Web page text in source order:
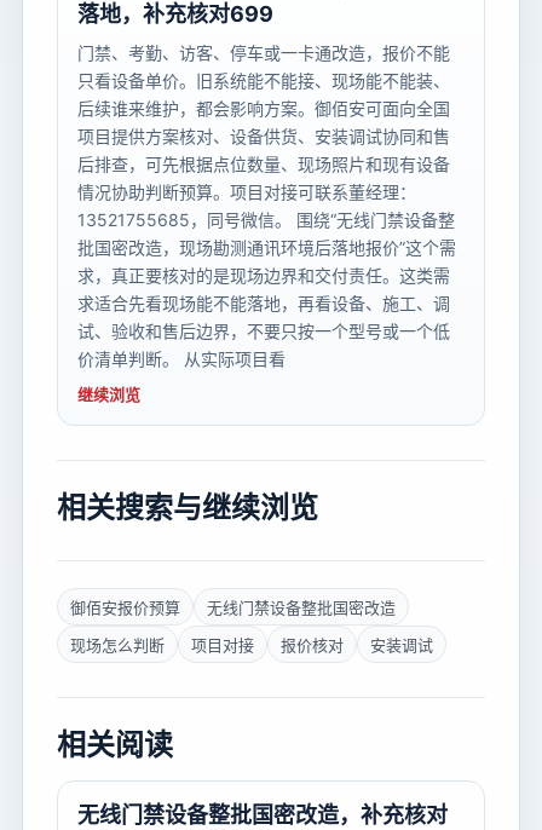
落地，补充核对699
门禁、考勤、访客、停车或一卡通改造，报价不能
只看设备单价。旧系统能不能接、现场能不能装、
后续谁来维护，都会影响方案。御佰安可面向全国
项目提供方案核对、设备供货、安装调试协同和售
后排查，可先根据点位数量、现场照片和现有设备
情况协助判断预算。项目对接可联系董经理：
13521755685，同号微信。 围绕“无线门禁设备整
批国密改造，现场勘测通讯环境后落地报价”这个需
求，真正要核对的是现场边界和交付责任。这类需
求适合先看现场能不能落地，再看设备、施工、调
试、验收和售后边界，不要只按一个型号或一个低
价清单判断。 从实际项目看
继续浏览
相关搜索与继续浏览
御佰安报价预算
无线门禁设备整批国密改造
现场怎么判断
项目对接 报价核对 安装调试
相关阅读
无线门禁设备整批国密改造，补充核对